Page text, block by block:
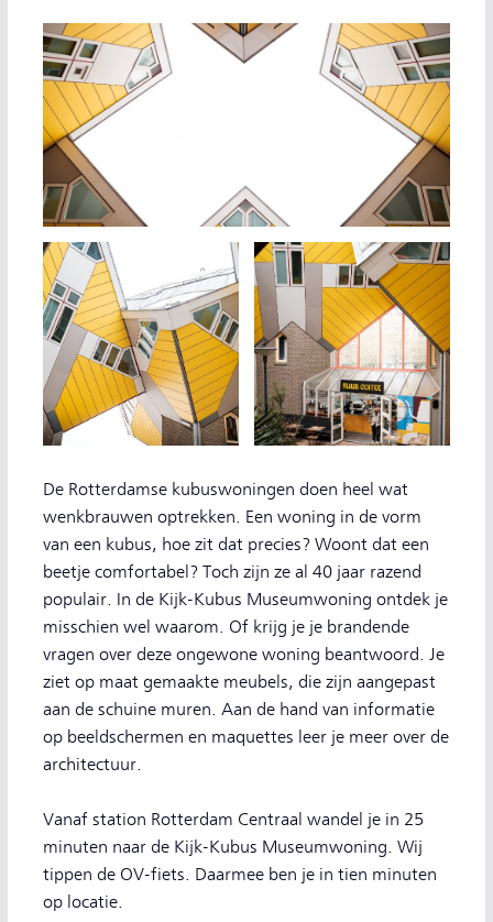
De Rotterdamse kubuswoningen doen heel wat
wenkbrauwen optrekken. Een woning in de vorm
van een kubus, hoe zit dat precies? Woont dat een
beetje comfortabel? Toch zijn ze al 40 jaar razend
populair. In de Kijk-Kubus Museumwoning ontdek je
misschien wel waarom. Of krijg je je brandende
vragen over deze ongewone woning beantwoord. Je
ziet op maat gemaakte meubels, die zijn aangepast
aan de schuine muren. Aan de hand van informatie
op beeldschermen en maquettes leer je meer over de
architectuur.
Vanaf station Rotterdam Centraal wandel je in 25
minuten naar de Kijk-Kubus Museumwoning. Wij
tippen de OV-fiets. Daarmee ben je in tien minuten
op locatie.